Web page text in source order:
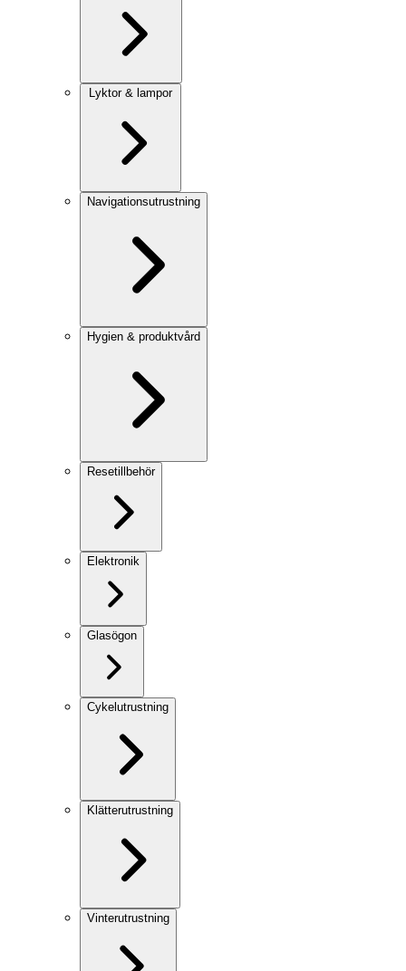
Lyktor & lampor
Navigationsutrustning
Hygien & produktvård
Resetillbehör
Elektronik
Glasögon
Cykelutrustning
Klätterutrustning
Vinterutrustning